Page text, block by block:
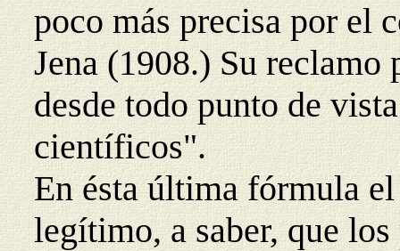
poco más precisa por el
Jena (1908.) Su
desde todo punto de
científicos".
En ésta última fórmula
legítimo, a saber, que